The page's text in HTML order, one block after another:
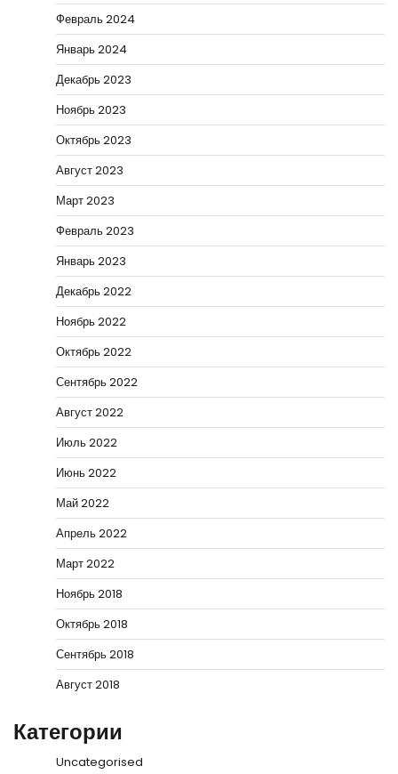
Февраль 2024
Январь 2024
Декабрь 2023
Ноябрь 2023
Октябрь 2023
Август 2023
Март 2023
Февраль 2023
Январь 2023
Декабрь 2022
Ноябрь 2022
Октябрь 2022
Сентябрь 2022
Август 2022
Июль 2022
Июнь 2022
Май 2022
Апрель 2022
Март 2022
Ноябрь 2018
Октябрь 2018
Сентябрь 2018
Август 2018
Категории
Uncategorised